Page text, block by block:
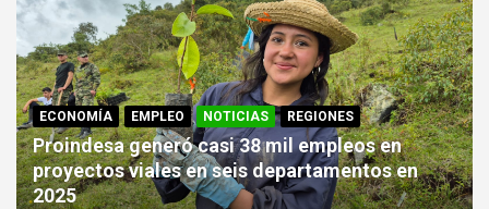
ECONOMÍA EMPLEO NOTICIAS REGIONES
Proindesa generó casi 38 mil empleos en
proyectos viales en seis departamentos en
2025